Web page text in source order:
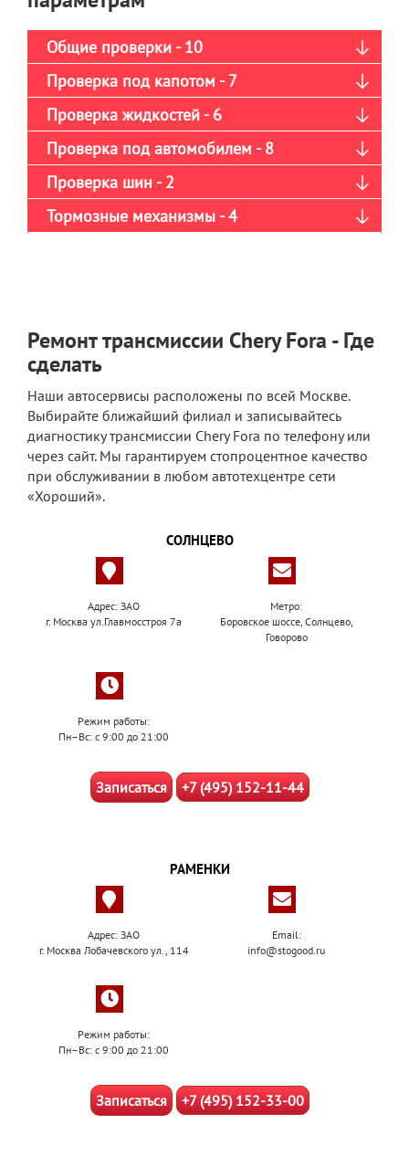
Общие проверки - 10
Проверка под капотом - 7
Проверка жидкостей - 6
Проверка под автомобилем - 8
Проверка шин - 2
Тормозные механизмы - 4
Ремонт трансмиссии Chery Fora - Где
сделать
Наши автосервисы расположены по всей Москве.
Выбирайте ближайший филиал и записывайтесь
диагностику трансмиссии Chery Fora по телефону или
через сайт. Мы гарантируем стопроцентное качество
при обслуживании в любом автотехцентре сети
«Хороший».
СОЛНЦЕВО
Адрес: ЗАО
г. Москва ул.Главмосстроя 7а
Метро:
Боровское шоссе, Солнцево,
Говорово
Режим работы:
Пн–Вс: с 9:00 до 21:00
Записаться +7 (495) 152-11-44
РАМЕНКИ
Адрес: ЗАО
г. Москва Лобачевского ул., 114
Email:
info@stogood.ru
Режим работы:
Пн–Вс: с 9:00 до 21:00
Записаться +7 (495) 152-33-00